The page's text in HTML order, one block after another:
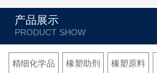
产品展示
精细化学品 橡塑助剂 橡塑原料